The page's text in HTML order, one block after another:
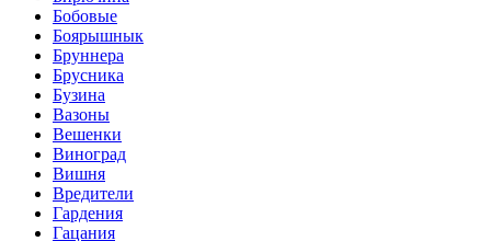
Бобовые
Боярышнык
Бруннера
Брусника
Бузина
Вазоны
Вешенки
Виноград
Вишня
Вредители
Гардения
Гацания